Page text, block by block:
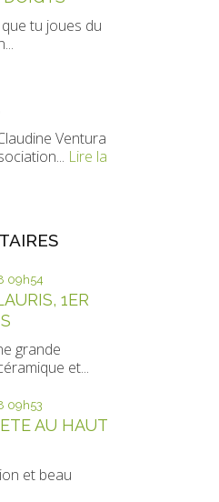
tu joues du
Ventura
Lire la
09h54
1ER
grande
et...
09h53
AU HAUT
et beau